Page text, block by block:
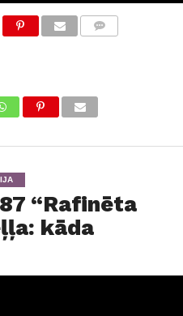
“Rafinēta
kāda